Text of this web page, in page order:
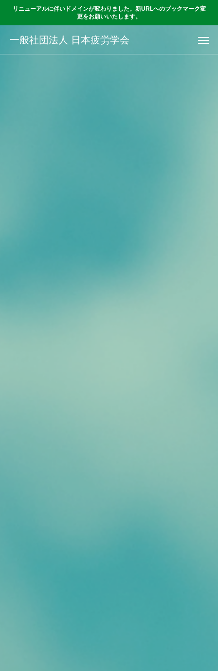
リニューアルに伴いドメインが変わりました。新URLへのブックマーク変
更をお願いいたします。
一般社団法人 日本疲労学会